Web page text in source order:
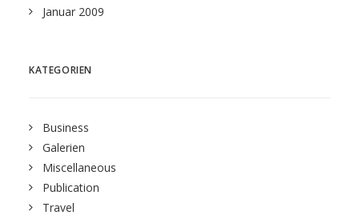
Januar 2009
KATEGORIEN
Business
Galerien
Miscellaneous
Publication
Travel